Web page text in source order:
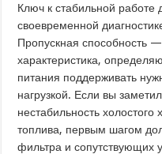
Ключ к стабильной работе
своевременной
Пропускная способность
характеристика,
питания поддерживать
нагрузкой. Если вы
нестабильность
топлива, первым шагом
фильтра и сопутствующих